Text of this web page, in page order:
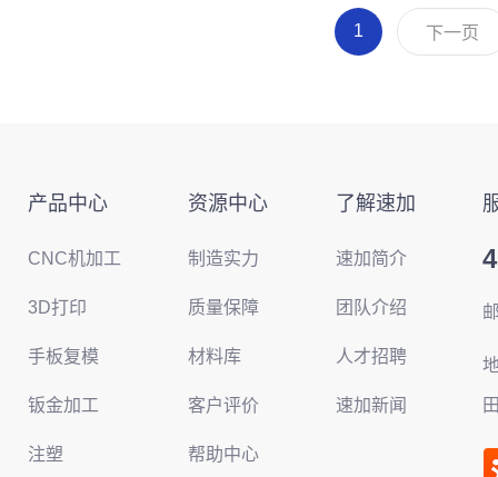
1 下一页
产品中心
CNC机加工
3D打印
手板复模
钣金加工
注塑
资源中心
制造实力
质量保障
材料库
客户评价
帮助中心
了解速加
速加简介
团队介绍
人才招聘
速加新闻